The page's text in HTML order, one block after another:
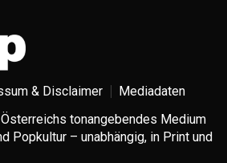
& Disclaimer
Mediadaten
tonangebendes Medium
Popkultur – unabhängig, in Print und